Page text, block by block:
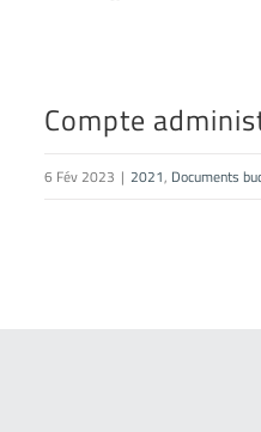
Compte
6 Fév 2023 | 2021, Documents